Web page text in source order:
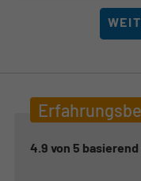
4.9 von 5